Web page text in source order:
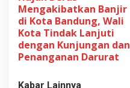
a
v
i
g
Mengakibatkan Banjir
di Kota Bandung, Wali
Kota Tindak Lanjuti
dengan Kunjungan dan
Penanganan Darurat
Kabar Lainnya